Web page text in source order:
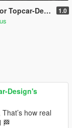
Brabus G-Class G800 1.0
Design's
how real
🏁